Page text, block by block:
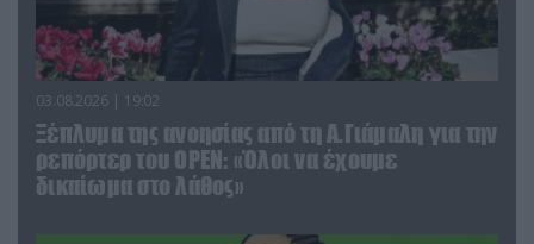
03.08.2026 | 19:02
Ξέπλυμα της ανοησίας από τη Α.Γιάμαλη για την
ρεπόρτερ του ΟΡΕΝ: «Όλοι να έχουμε
δικαίωμα στο λάθος»